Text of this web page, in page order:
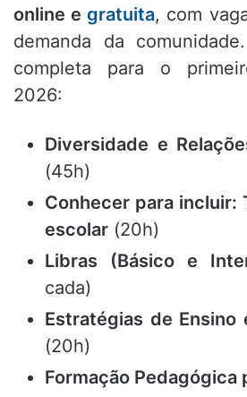
online egratuita, com
demanda da
completa para o
2026:
Diversidade e
(45h)
Conhecer para incluir:
escolar (20h)
Libras (Básico e
cada)
Estratégias de Ensino
(20h)
Formação Pedagógica